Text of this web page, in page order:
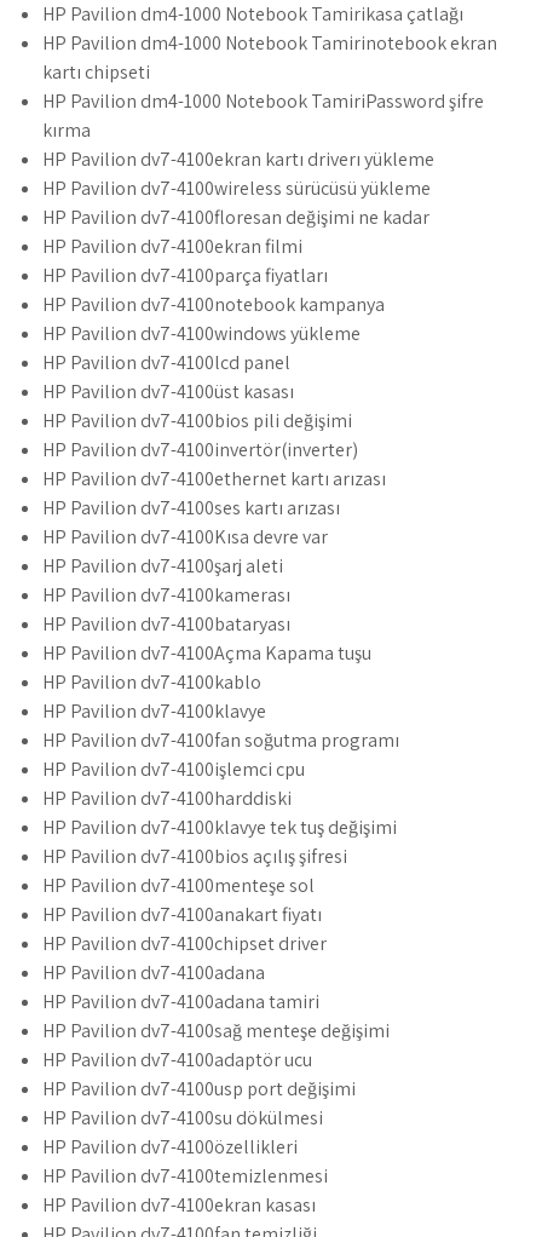
HP Pavilion dm4-1000 Notebook Tamirikasa çatlağı
HP Pavilion dm4-1000 Notebook Tamirinotebook ekran
kartı chipseti
HP Pavilion dm4-1000 Notebook TamiriPassword şifre
kırma
HP Pavilion dv7-4100ekran kartı driverı yükleme
HP Pavilion dv7-4100wireless sürücüsü yükleme
HP Pavilion dv7-4100floresan değişimi ne kadar
HP Pavilion dv7-4100ekran filmi
HP Pavilion dv7-4100parça fiyatları
HP Pavilion dv7-4100notebook kampanya
HP Pavilion dv7-4100windows yükleme
HP Pavilion dv7-4100lcd panel
HP Pavilion dv7-4100üst kasası
HP Pavilion dv7-4100bios pili değişimi
HP Pavilion dv7-4100invertör(inverter)
HP Pavilion dv7-4100ethernet kartı arızası
HP Pavilion dv7-4100ses kartı arızası
HP Pavilion dv7-4100Kısa devre var
HP Pavilion dv7-4100şarj aleti
HP Pavilion dv7-4100kamerası
HP Pavilion dv7-4100bataryası
HP Pavilion dv7-4100Açma Kapama tuşu
HP Pavilion dv7-4100kablo
HP Pavilion dv7-4100klavye
HP Pavilion dv7-4100fan soğutma programı
HP Pavilion dv7-4100işlemci cpu
HP Pavilion dv7-4100harddiski
HP Pavilion dv7-4100klavye tek tuş değişimi
HP Pavilion dv7-4100bios açılış şifresi
HP Pavilion dv7-4100menteşe sol
HP Pavilion dv7-4100anakart fiyatı
HP Pavilion dv7-4100chipset driver
HP Pavilion dv7-4100adana
HP Pavilion dv7-4100adana tamiri
HP Pavilion dv7-4100sağ menteşe değişimi
HP Pavilion dv7-4100adaptör ucu
HP Pavilion dv7-4100usp port değişimi
HP Pavilion dv7-4100su dökülmesi
HP Pavilion dv7-4100özellikleri
HP Pavilion dv7-4100temizlenmesi
HP Pavilion dv7-4100ekran kasası